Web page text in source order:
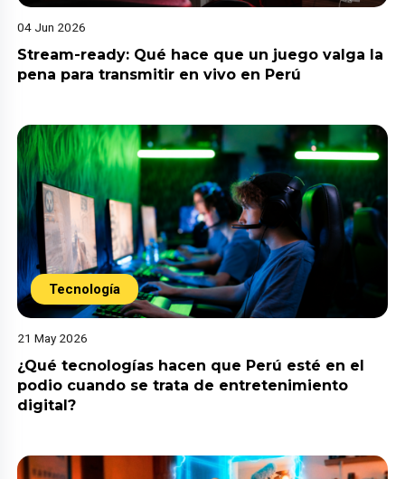
04 Jun 2026
Stream-ready: Qué hace que un juego valga la
pena para transmitir en vivo en Perú
Tecnología
21 May 2026
¿Qué tecnologías hacen que Perú esté en el
podio cuando se trata de entretenimiento
digital?